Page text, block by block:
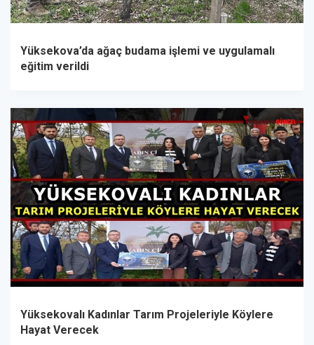
Yüksekova’da ağaç budama işlemi ve uygulamalı
eğitim verildi
Yüksekovalı Kadınlar Tarım Projeleriyle Köylere
Hayat Verecek